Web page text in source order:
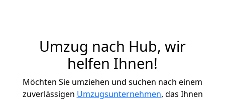
Umzug nach Hub, wir
helfen Ihnen!
Möchten Sie umziehen und suchen nach einem
zuverlässigen Umzugsunternehmen, das Ihnen